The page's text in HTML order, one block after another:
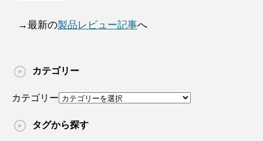
→最新の製品レビュー記事へ
カテゴリー
カテゴリー
タグから探す